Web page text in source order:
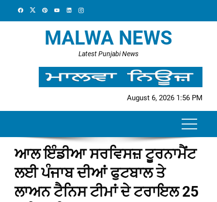
MALWA NEWS
Latest Punjabi News
August 6, 2026 1:56 PM
ਆਲ ਇੰਡੀਆ ਸਰਵਿਸਜ਼ ਟੂਰਨਾਮੈਂਟ
ਲਈ ਪੰਜਾਬ ਦੀਆਂ ਫੁਟਬਾਲ ਤੇ
ਲਾਅਨ ਟੈਨਿਸ ਟੀਮਾਂ ਦੇ ਟਰਾਇਲ 25